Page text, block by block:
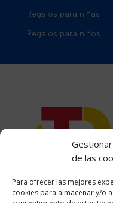
de las
Para ofrecer las mejores
cookies para almacenar y/o
Regalos para niñas
Regalos para niños